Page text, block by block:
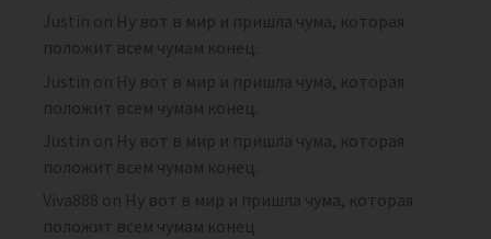
Justin on Ну вот в мир и пришла чума, которая
положит всем чумам конец.
Justin on Ну вот в мир и пришла чума, которая
положит всем чумам конец.
Justin on Ну вот в мир и пришла чума, которая
положит всем чумам конец.
Viva888 on Ну вот в мир и пришла чума, которая
положит всем чумам конец.